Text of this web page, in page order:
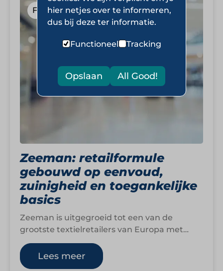
Food in Non-Food
Zeeman: retailformule
gebouwd op eenvoud,
zuinigheid en toegankelijke
basics
Zeeman is uitgegroeid tot een van de
grootste textielretailers van Europa met
meer dan 1.300 winkels, maar blijft in de…
Lees meer
hier netjes over te informeren,
dus bij deze ter informatie.
Functioneel Tracking
Opslaan All Good!